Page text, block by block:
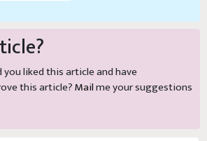
you liked this article and have
this article?Mailme your suggestions